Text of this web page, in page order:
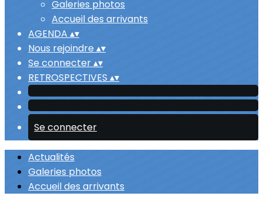
Galeries photos
Accueil des arrivants
AGENDA ▴▾
Nous rejoindre ▴▾
Se connecter▴▾
RETROSPECTIVES ▴▾
Se connecter
Actualités
Galeries photos
Accueil des arrivants